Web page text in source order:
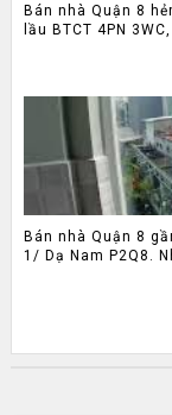
Bán nhà Quận 8
lầu BTCT 4PN
Bán nhà Quận 8
1/ Dạ Nam P2Q8.